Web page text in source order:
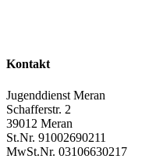
Kontakt
Jugenddienst Meran
Schafferstr. 2
39012 Meran
St.Nr. 91002690211
MwSt.Nr. 03106630217